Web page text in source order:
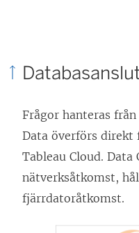
Frågor hanteras
Data överförs
Tableau Cloud. Data
nätverksåtkomst,
fjärrdatoråtkomst.